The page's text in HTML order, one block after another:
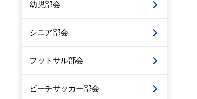
幼児部会
シニア部会
フットサル部会
ビーチサッカー部会